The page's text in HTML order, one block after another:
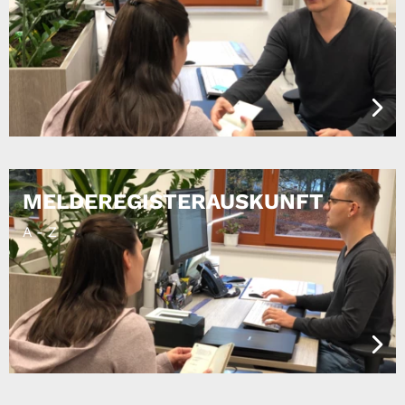
MELDEREGISTERAUSKUNFT
A - Z